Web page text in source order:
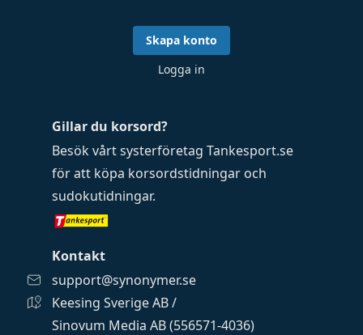
Gillar du korsord?
Besök vårt systerföretag Tankesport.se
för att köpa korsordstidningar och
sudokutidningar.
Kontakt
support@synonymer.se
Keesing Sverige AB /
Sinovum Media AB (556571-4036)
Skapa konto
Logga in